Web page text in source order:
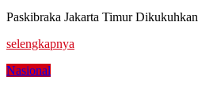
Paskibraka Jakarta Timur Dikukuhkan
selengkapnya
Nasional